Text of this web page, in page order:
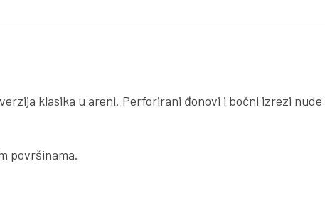
klasika u areni. Perforirani đonovi i bočni izrezi nude
površinama.